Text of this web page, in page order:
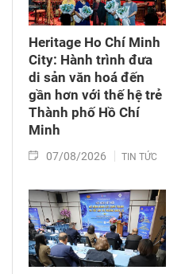
Heritage Ho Chí Minh
City: Hành trình đưa
di sản văn hoá đến
gần hơn với thế hệ trẻ
Thành phố Hồ Chí
Minh
07/08/2026 TIN TỨC